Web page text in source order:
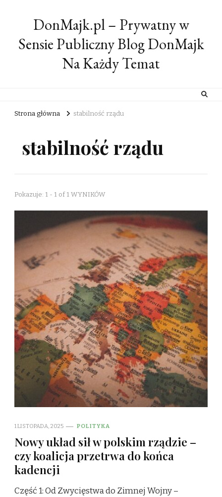
DonMajk.pl – Prywatny w
Sensie Publiczny Blog DonMajk
Na Każdy Temat
Strona główna stabilność rządu
stabilność rządu
Pokazuje: 1 - 1 of 1 WYNIKÓW
1 LISTOPADA, 2025 POLITYKA
Nowy układ sił w polskim rządzie –
czy koalicja przetrwa do końca
kadencji
Część 1: Od Zwycięstwa do Zimnej Wojny –